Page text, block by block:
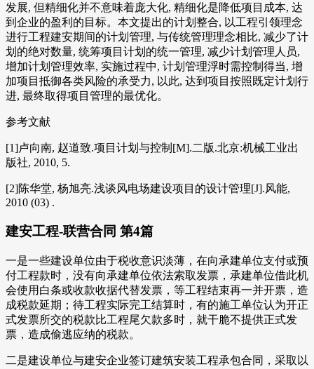
发展, 但精细化并不意味着庞大化, 精细化是降低项目成本, 达
到企业的盈利的目标。本文提出的计划整合, 以工程引领理念
进行工程建安期间的计划管理, 与传统管理理念相比, 减少了计
划的绝对数量, 统筹项目计划的统一管理, 减少计划管理人员,
增加计划管理效率, 实施过程中, 计划管理浮时需控制得当, 增
加项目抵御各类风险的承受力, 以此, 达到项目按照既定计划行
进, 最终取得项目管理的最优化。
参考文献
[1]卢向南, 赵道致.项目计划与控制[M].二版.北京:机械工业出
版社, 2010, 5.
[2]陈华堂, 杨旭亮.浅谈风电场建设项目的设计管理[J].风能,
2010 (03) .
建安工程-联营合同 第4篇
一是一些建设单位由于税收意识淡薄，在向承建单位支付或预
付工程款时，没有向承建单位依法索取发票，承建单位借此机
会使用白条或收款收据代替发票，等工程结束再一并开票，造
成税款延期；待工程实际完工结算时，有的施工单位认为开正
式发票所交的税款比工程尾欠款多时，就干脆不提供正式发
票，造成偷逃应纳的税款。
二是建设单位与建安企业签订建筑安装工程承包合同，采取以